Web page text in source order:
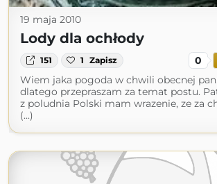
19 maja 2010
Lody dla ochłody
151 1 Zapisz 0
Wiem jaka pogoda w chwili obecnej
dlatego przepraszam za temat postu.
z poludnia Polski mam wrazenie, ze za
(...)